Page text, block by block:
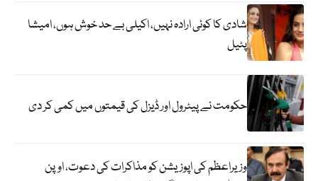
شادی کا کوئی ارادہ نہیں، اکیلی بے حد خوش ہوں، امیشا
پٹیل
حکومت نے پیٹرول اور ڈیزل کی قیمتوں میں کمی کر دی
وزیراعظم کی اپوزیشن کو مذاکرات کی دعوت، اوپن